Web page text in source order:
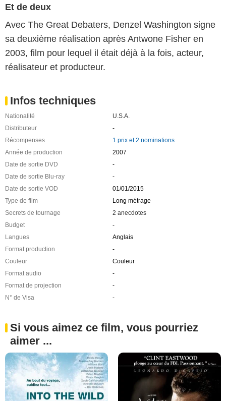
Et de deux
Avec The Great Debaters, Denzel Washington signe
sa deuxième réalisation après Antwone Fisher en
2003, film pour lequel il était déjà à la fois, acteur,
réalisateur et producteur.
Infos techniques
Nationalité
U.S.A.
Distributeur
-
Récompenses
1 prix et 2 nominations
Année de production
2007
Date de sortie DVD
-
Date de sortie Blu-ray
-
Date de sortie VOD
01/01/2015
Type de film
Long métrage
Secrets de tournage
2 anecdotes
Budget
-
Langues
Anglais
Format production
-
Couleur
Couleur
Format audio
-
Format de projection
-
N° de Visa
-
Si vous aimez ce film, vous pourriez
aimer ...